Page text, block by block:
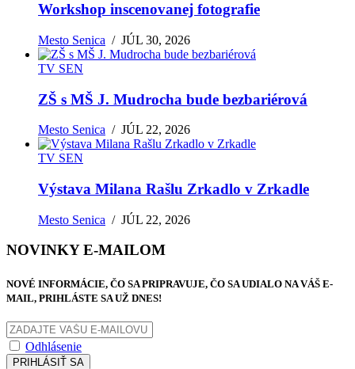
Workshop inscenovanej fotografie
Mesto Senica /JÚL 30, 2026
TV SEN
ZŠ s MŠ J. Mudrocha bude bezbariérová
Mesto Senica /JÚL 22, 2026
TV SEN
Výstava Milana Rašlu Zrkadlo v Zrkadle
Mesto Senica /JÚL 22, 2026
NOVINKY E-MAILOM
NOVÉ INFORMÁCIE, ČO SA PRIPRAVUJE, ČO SA UDIALO NA VÁŠ E-
MAIL, PRIHLÁSTE SA UŽ DNES!
Odhlásenie
PRIHLÁSIŤ SA